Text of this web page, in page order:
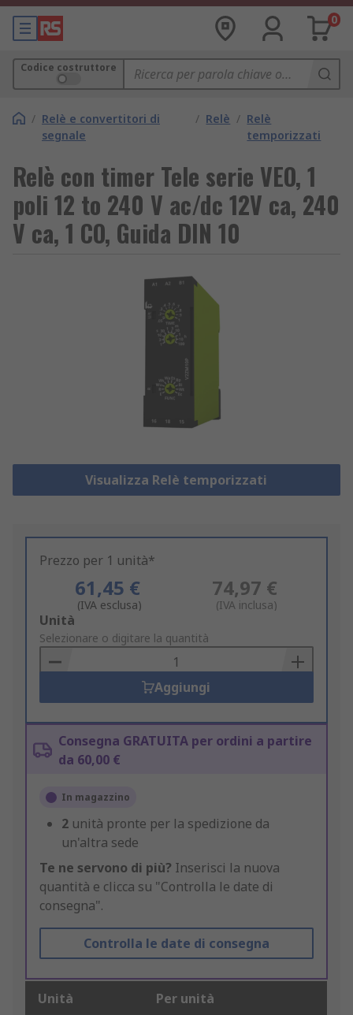
0
Codice costruttore
/ Relè e convertitori di
segnale
/ Relè / Relè
temporizzati
Relè con timer Tele serie VEO, 1
poli 12 to 240 V ac/dc 12V ca, 240
V ca, 1 CO, Guida DIN 10
Visualizza Relè temporizzati
Prezzo per 1 unità*
61,45 €
(IVA esclusa)
74,97 €
(IVA inclusa)
Add
to
Basket
Unità
Selezionare o digitare la quantità
Aggiungi
Consegna GRATUITA per ordini a partire
da 60,00 €
In magazzino
2 unità pronte per la spedizione da
un'altra sede
Te ne servono di più? Inserisci la nuova
quantità e clicca su "Controlla le date di
consegna".
Controlla le date di consegna
Unità Per unità